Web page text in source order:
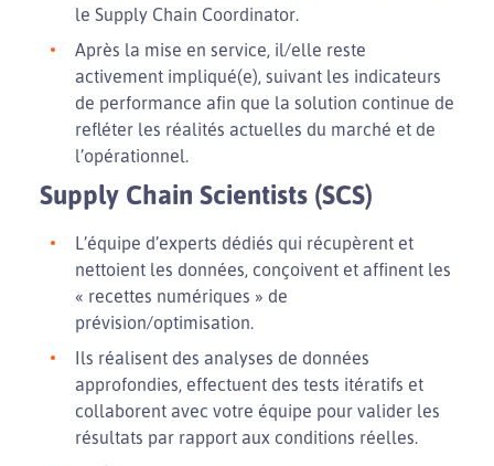
le Supply Chain Coordinator.
Après la mise en service, il/elle reste
activement impliqué(e), suivant les indicateurs
de performance afin que la solution continue de
refléter les réalités actuelles du marché et de
l’opérationnel.
Supply Chain Scientists (SCS)
L’équipe d’experts dédiés qui récupèrent et
nettoient les données, conçoivent et affinent les
« recettes numériques » de
prévision/optimisation.
Ils réalisent des analyses de données
approfondies, effectuent des tests itératifs et
collaborent avec votre équipe pour valider les
résultats par rapport aux conditions réelles.